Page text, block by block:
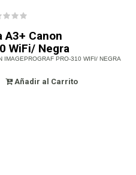
Canon
WiFi/ Negra
IMAGEPROGRAF PRO-310 WIFI/ NEGRA
Añadir al Carrito